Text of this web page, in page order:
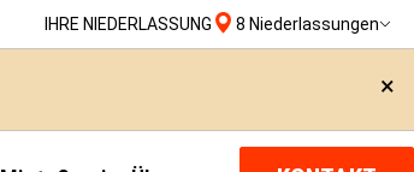
IHRE NIEDERLASSUNG 8 Niederlassungen
×